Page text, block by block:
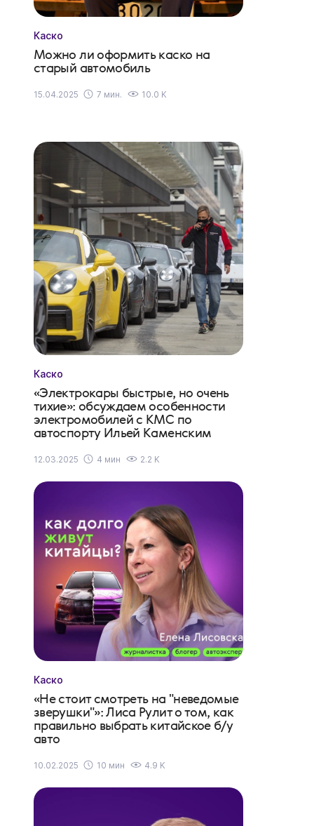
Каско
Можно ли оформить каско на
старый автомобиль
15.04.2025 7 мин. 10.0 K
Каско
«Электрокары быстрые, но очень
тихие»: обсуждаем особенности
электромобилей с КМС по
автоспорту Ильей Каменским
12.03.2025 4 мин 2.2 K
Каско
«Не стоит смотреть на "неведомые
зверушки"»: Лиса Рулит о том, как
правильно выбрать китайское б/у
авто
10.02.2025 10 мин 4.9 K